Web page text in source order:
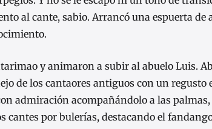
al cante, sabio. Arrancó una espuerta de
y animaron a subir al abuelo Luis.
de los cantaores antiguos con un
admiración acompañándolo a las
por bulerías, destacando el